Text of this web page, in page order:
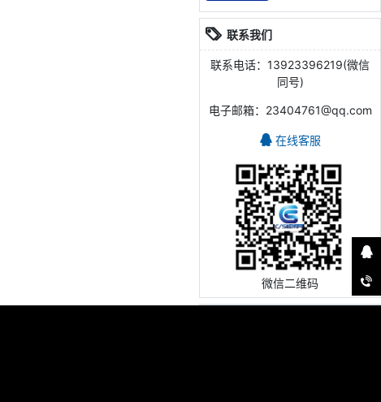
联系我们
联系电话：13923396219(微信
同号)
电子邮箱：23404761@qq.com
在线客服
微信二维码